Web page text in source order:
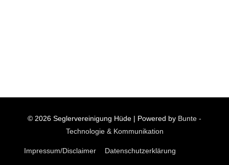
© 2026 Seglervereinigung Hüde | Powered by Bunte -
Technologie & Kommunikation
Impressum/Disclaimer Datenschutzerklärung